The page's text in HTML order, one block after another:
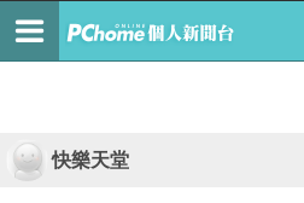
快樂天堂